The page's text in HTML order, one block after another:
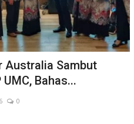
Australia Sambut
Bahas...
0